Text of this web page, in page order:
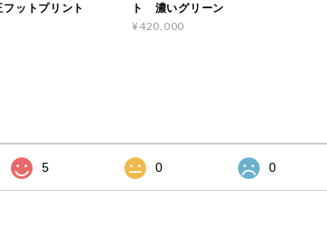
ットプリント
ト 濃いグリーン
¥420,000
5 0 0